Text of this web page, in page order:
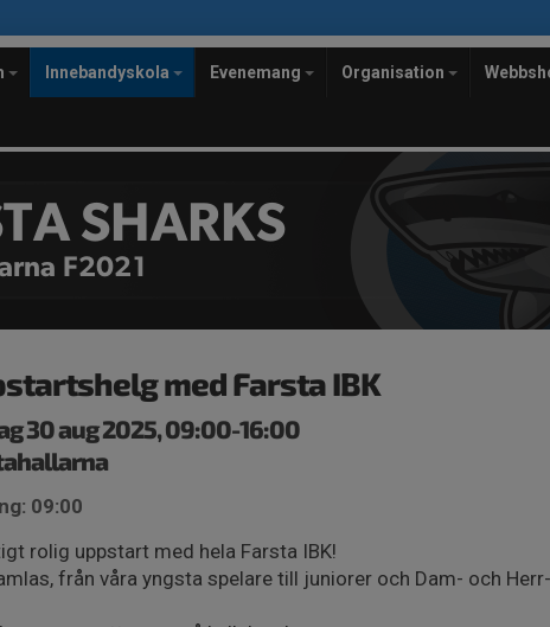
Innebandyskola Evenemang Organisation
SHARKS
F2021
med Farsta IBK
30 aug 2025, 09:00-16:00
09:00
rolig uppstart med hela Farsta IBK!
från våra yngsta spelare till juniorer och Dam- och